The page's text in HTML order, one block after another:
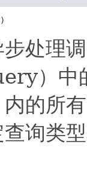
处理
）中
的所
询类